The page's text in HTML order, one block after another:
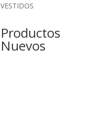
VESTIDOS
Productos
Nuevos